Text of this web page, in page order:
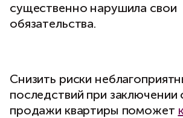
существенно нарушила свои
обязательства.
Снизить риски
последствий при заключении
продажи квартиры поможет